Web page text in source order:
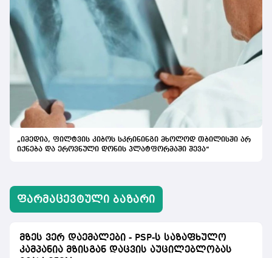
„იმედია, ფილტვის კიბოს სკრინინგი მხოლოდ თბილისში არ
იქნება და ეროვნული დონის პლატფორმაში შევა“
ᲤᲐᲠᲛᲐᲪᲔᲕᲢᲣᲚᲘ ᲑᲐᲖᲐᲠᲘ
მზეს ვერ დაემალები - PSP-ს საზაფხულო
კამპანია მზისგან დაცვის აუცილებლობას